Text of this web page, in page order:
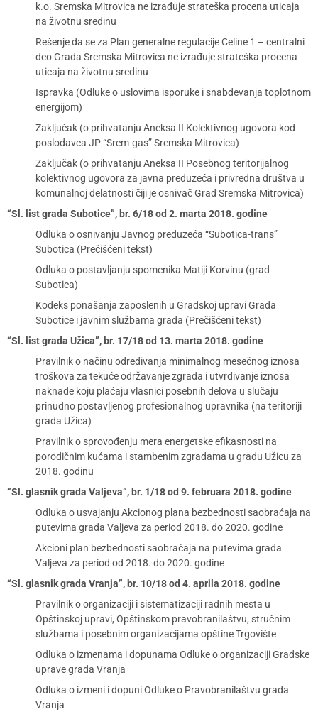
k.o. Sremska Mitrovica ne izrađuje strateška procena uticaja
na životnu sredinu
Rešenje da se za Plan generalne regulacije Celine 1 – centralni
deo Grada Sremska Mitrovica ne izrađuje strateška procena
uticaja na životnu sredinu
Ispravka (Odluke o uslovima isporuke i snabdevanja toplotnom
energijom)
Zaključak (o prihvatanju Aneksa II Kolektivnog ugovora kod
poslodavca JP “Srem-gas” Sremska Mitrovica)
Zaključak (o prihvatanju Aneksa II Posebnog teritorijalnog
kolektivnog ugovora za javna preduzeća i privredna društva u
komunalnoj delatnosti čiji je osnivač Grad Sremska Mitrovica)
“Sl. list grada Subotice”, br. 6/18 od 2. marta 2018. godine
Odluka o osnivanju Javnog preduzeća “Subotica-trans”
Subotica (Prečišćeni tekst)
Odluka o postavljanju spomenika Matiji Korvinu (grad
Subotica)
Kodeks ponašanja zaposlenih u Gradskoj upravi Grada
Subotice i javnim službama grada (Prečišćeni tekst)
“Sl. list grada Užica”, br. 17/18 od 13. marta 2018. godine
Pravilnik o načinu određivanja minimalnog mesečnog iznosa
troškova za tekuće održavanje zgrada i utvrđivanje iznosa
naknade koju plaćaju vlasnici posebnih delova u slučaju
prinudno postavljenog profesionalnog upravnika (na teritoriji
grada Užica)
Pravilnik o sprovođenju mera energetske efikasnosti na
porodičnim kućama i stambenim zgradama u gradu Užicu za
2018. godinu
“Sl. glasnik grada Valjeva”, br. 1/18 od 9. februara 2018. godine
Odluka o usvajanju Akcionog plana bezbednosti saobraćaja na
putevima grada Valjeva za period 2018. do 2020. godine
Akcioni plan bezbednosti saobraćaja na putevima grada
Valjeva za period od 2018. do 2020. godine
“Sl. glasnik grada Vranja”, br. 10/18 od 4. aprila 2018. godine
Pravilnik o organizaciji i sistematizaciji radnih mesta u
Opštinskoj upravi, Opštinskom pravobranilaštvu, stručnim
službama i posebnim organizacijama opštine Trgovište
Odluka o izmenama i dopunama Odluke o organizaciji Gradske
uprave grada Vranja
Odluka o izmeni i dopuni Odluke o Pravobranilaštvu grada
Vranja